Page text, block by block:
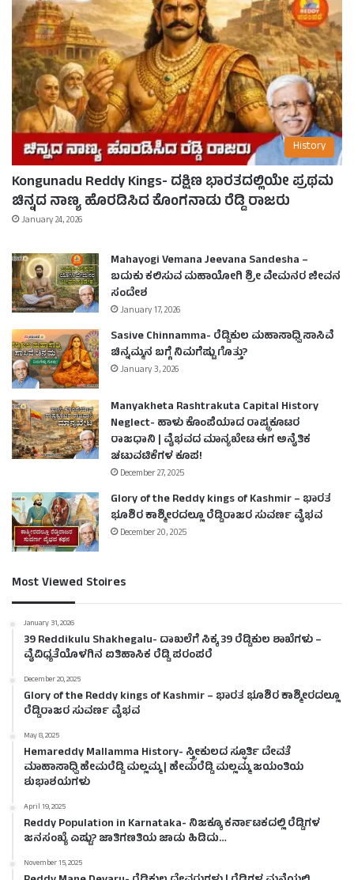
History
Kongunadu Reddy Kings- ದಕ್ಷಿಣ ಭಾರತದಲ್ಲಿಯೇ ಪ್ರಥಮ
ಚಿನ್ನದ ನಾಣ್ಯ ಹೊರಡಿಸಿದ ಕೊಂಗನಾಡು ರೆಡ್ಡಿ ರಾಜರು
January 24, 2026
Mahayogi Vemana Jeevana Sandesha –
ಬದುಕು ಕಲಿಸುವ ಮಹಾಯೋಗಿ ಶ್ರೀ ವೇಮನರ ಜೀವನ
ಸಂದೇಶ
January 17, 2026
Sasive Chinnamma- ರೆಡ್ಡಿಕುಲ ಮಹಾಸಾಧ್ವಿ ಸಾಸಿವೆ
ಚಿನ್ನಮ್ಮನ ಬಗ್ಗೆ ನಿಮಗೆಷ್ಟು ಗೊತ್ತು?
January 3, 2026
Manyakheta Rashtrakuta Capital History
Neglect- ಹಾಳು ಕೊಂಪೆಯಾದ ರಾಷ್ಟ್ರಕೂಟರ
ರಾಜಧಾನಿ | ವೈಭವದ ಮಾನ್ಯಖೇಟ ಈಗ ಅನೈತಿಕ
ಚಟುವಟಿಕೆಗಳ ಕೂಪ!
December 27, 2025
Glory of the Reddy kings of Kashmir – ಭಾರತ
ಭೂಶಿರ ಕಾಶ್ಮೀರದಲ್ಲೂ ರೆಡ್ಡಿರಾಜರ ಸುವರ್ಣ ವೈಭವ
December 20, 2025
Most Viewed Stoires
January 31, 2026
39 Reddikulu Shakhegalu- ದಾಖಲೆಗೆ ಸಿಕ್ಕ 39 ರೆಡ್ಡಿಕುಲ ಶಾಖೆಗಳು –
ವೈವಿಧ್ಯತೆಯೊಳಗಿನ ಐತಿಹಾಸಿಕ ರೆಡ್ಡಿ ಪರಂಪರೆ
December 20, 2025
Glory of the Reddy kings of Kashmir – ಭಾರತ ಭೂಶಿರ ಕಾಶ್ಮೀರದಲ್ಲೂ
ರೆಡ್ಡಿರಾಜರ ಸುವರ್ಣ ವೈಭವ
May 8, 2025
Hemareddy Mallamma History- ಸ್ತ್ರೀಕುಲದ ಸ್ಫೂರ್ತಿ ದೇವತೆ
ಮಾಹಾಸಾಧ್ವಿ ಹೇಮರೆಡ್ಡಿ ಮಲ್ಲಮ್ಮ | ಹೇಮರೆಡ್ಡಿ ಮಲ್ಲಮ್ಮ ಜಯಂತಿಯ
ಶುಭಾಶಯಗಳು
April 19, 2025
Reddy Population in Karnataka- ನಿಜಕ್ಕೂ ಕರ್ನಾಟಕದಲ್ಲಿ ರೆಡ್ಡಿಗಳ
ಜನಸಂಖ್ಯೆ ಎಷ್ಟು? ಜಾತಿಗಣತಿಯ ಜಾಡು ಹಿಡಿದು…
November 15, 2025